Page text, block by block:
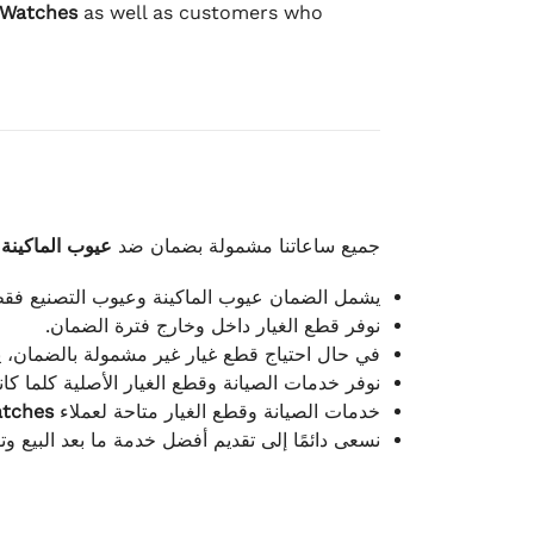
as well as customers who
جميع ساعاتنا مشمولة بضمان ضد عيوب
يشمل الضمان عيوب الماكينة وعيوب التصنيع
نوفر قطع الغيار داخل وخارج فترة الضمان.
في حال احتياج قطع غيار غير مشمولة
نوفر خدمات الصيانة وقطع الغيار الأصلية كلما
خدمات الصيانة وقطع الغيار متاحة لعملاء
نسعى دائمًا إلى تقديم أفضل خدمة ما بعد البيع